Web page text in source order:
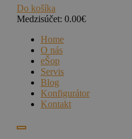
Do košíka
Medzisúčet: 0.00€
Home
O nás
eŠop
Servis
Blog
Konfigurátor
Kontakt